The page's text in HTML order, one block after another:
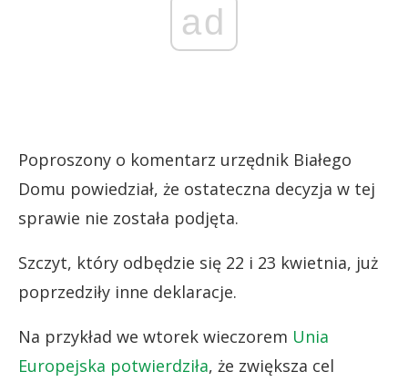
ad
Poproszony o komentarz urzędnik Białego
Domu powiedział, że ostateczna decyzja w tej
sprawie nie została podjęta.
Szczyt, który odbędzie się 22 i 23 kwietnia, już
poprzedziły inne deklaracje.
Na przykład we wtorek wieczorem Unia
Europejska potwierdziła, że zwiększa cel